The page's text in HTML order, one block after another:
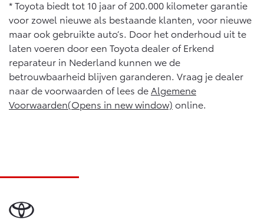
* Toyota biedt tot 10 jaar of 200.000 kilometer garantie
voor zowel nieuwe als bestaande klanten, voor nieuwe
maar ook gebruikte auto’s. Door het onderhoud uit te
laten voeren door een Toyota dealer of Erkend
reparateur in Nederland kunnen we de
betrouwbaarheid blijven garanderen. Vraag je dealer
naar de voorwaarden of lees de Algemene
Voorwaarden(Opens in new window) online.